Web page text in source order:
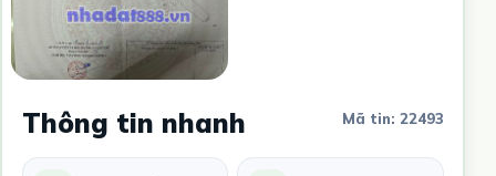
Thông tin nhanh Mã tin: 22493